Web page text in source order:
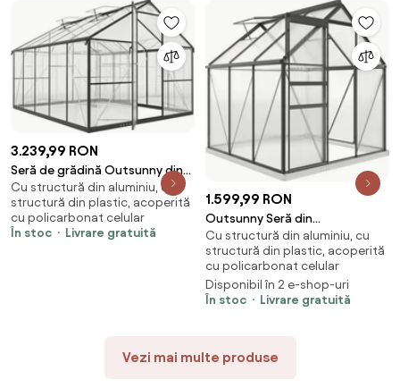
3.239,99 RON
Seră de grădină Outsunny din
aluminiu și policarbonat, 7,5㎡,
cu ușă cu balamale, 2 ferestre
reglabile, sistem de drenaj,
anti-UV, 304x247x205cm,
Cu structură din aluminiu, cu
structură din plastic, acoperită
cu policarbonat celular
În stoc
Livrare gratuită
1.599,99 RON
Outsunny Seră din
Policarbonat și Aluminiu cu Ușă
Glisantă și Fereastră Reglabilă
pe Acoperiș, 3.6㎡, Gri | Aosom
Romania
Cu structură din aluminiu, cu
structură din plastic, acoperită
cu policarbonat celular
Disponibil în 2 e-shop-uri
În stoc
Livrare gratuită
Vezi mai multe produse